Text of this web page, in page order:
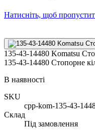
Натисніть, щоб
135-43-14480 Komatsu
135-43-14480 Стопорне
В наявності
SKU
cpp-kom-135-43-
Склад
Під замовлення